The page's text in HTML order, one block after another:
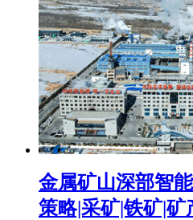
金属矿山深部智
策略|采矿|铁矿|矿